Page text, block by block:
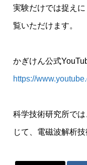
実験だけでは捉え
覧いただけます。
かぎけん公式
https://
科学技術研究所で
じて、電磁波解析